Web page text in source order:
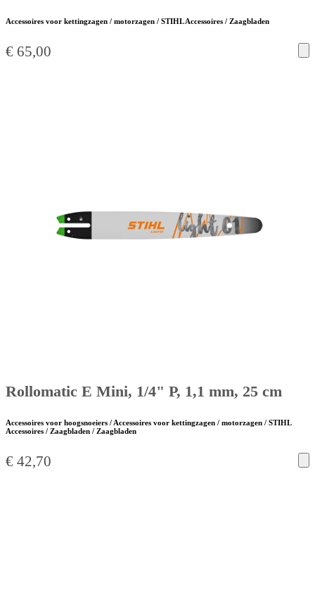
Accessoires voor kettingzagen / motorzagen / STIHL Accessoires / Zaagbladen
€ 65,00
Rollomatic E Mini, 1/4" P, 1,1 mm, 25 cm
Accessoires voor hoogsnoeiers / Accessoires voor kettingzagen / motorzagen / STIHL
Accessoires / Zaagbladen / Zaagbladen
€ 42,70